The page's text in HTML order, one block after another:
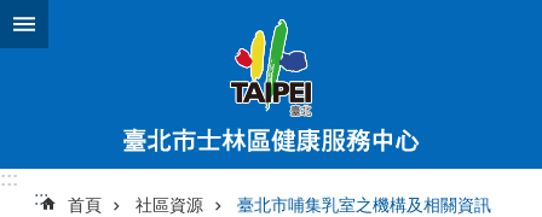
跳到主要內容區塊
:::
:::
首頁 社區資源 臺北市哺集乳室之機構及相關資訊